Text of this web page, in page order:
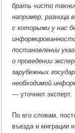
брать чисто
например, разница
с которыми у нас
постановлении
о проведении
зарубежных
необходимой
— уточнил эксперт.
По его словам,
въезда и миграции